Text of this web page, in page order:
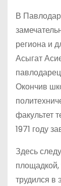
В
региона и
Асыгат
Окончив
факультет
1971 году
Здесь
площадкой,
трудился в